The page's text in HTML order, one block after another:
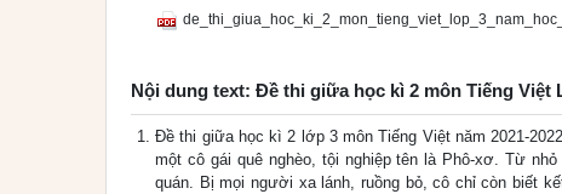
Nội dung text: Đề thi giữa học kì 2 môn Tiếng Việt
Đề thi giữa học kì 2 lớp 3 môn Tiếng Việt năm 2021-
một cô gái quê nghèo, tội nghiệp tên là Phô-xơ. Từ
quán. Bị mọi người xa lánh, ruồng bỏ, cô chỉ còn biết